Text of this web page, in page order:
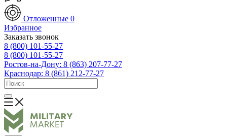
Отложенные 0
Избранное
Заказать звонок
8 (800) 101-55-27
8 (800) 101-55-27
Ростов-на-Дону: 8 (863) 207-77-27
Краснодар: 8 (861) 212-77-27